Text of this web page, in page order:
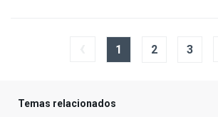
1 2 3
Temas relacionados